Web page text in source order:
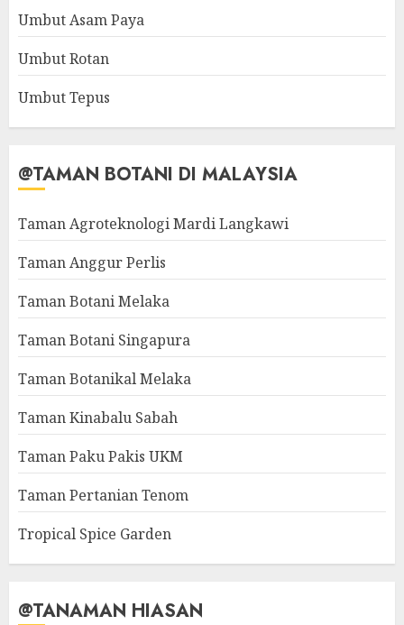
Umbut Asam Paya
Umbut Rotan
Umbut Tepus
@TAMAN BOTANI DI MALAYSIA
Taman Agroteknologi Mardi Langkawi
Taman Anggur Perlis
Taman Botani Melaka
Taman Botani Singapura
Taman Botanikal Melaka
Taman Kinabalu Sabah
Taman Paku Pakis UKM
Taman Pertanian Tenom
Tropical Spice Garden
@TANAMAN HIASAN